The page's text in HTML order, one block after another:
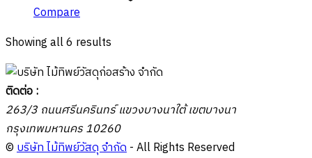
Compare
Showing all 6 results
ติดต่อ :
263/3 ถนนศรีนครินทร์ แขวงบางนาใต้ เขตบางนา
กรุงเทพมหานคร 10260
©บริษัท ไม้ทิพย์วัสดุ จำกัด- All Rights Reserved